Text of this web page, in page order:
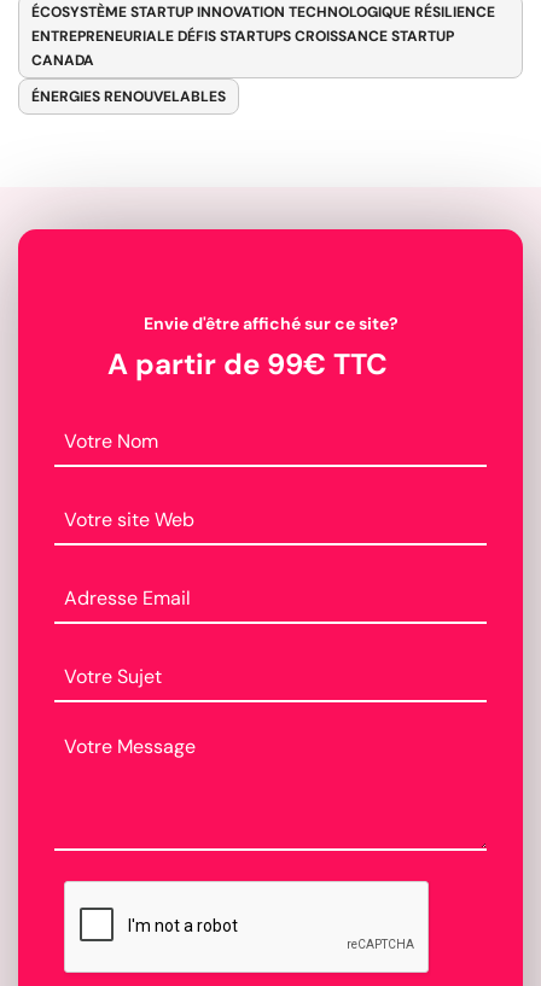
ÉCOSYSTÈME STARTUP INNOVATION TECHNOLOGIQUE RÉSILIENCE
ENTREPRENEURIALE DÉFIS STARTUPS CROISSANCE STARTUP
CANADA
ÉNERGIES RENOUVELABLES
Envie d'être affiché sur ce site?
A partir de 99€ TTC